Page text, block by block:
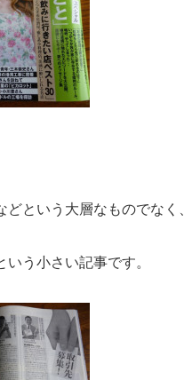
という大層なものでなく、
いう小さい記事です。